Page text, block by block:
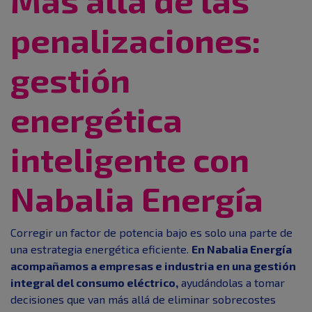
penalizaciones:
gestión
energética
inteligente con
Nabalia Energía
Corregir un factor de potencia bajo es solo una parte de
una estrategia energética eficiente. En Nabalia Energía
acompañamos a empresas e industria en una gestión
integral del consumo eléctrico, ayudándolas a tomar
decisiones que van más allá de eliminar sobrecostes